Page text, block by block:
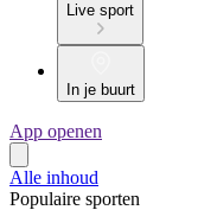
Live sport
In je buurt
App openen
Alle inhoud
Populaire sporten